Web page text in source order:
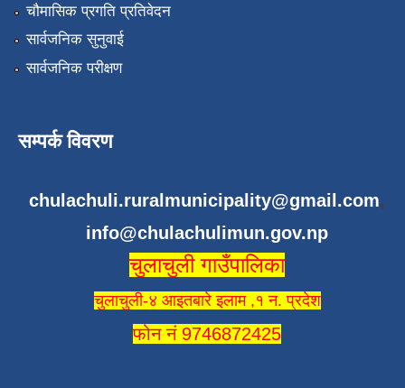
चौमासिक प्रगति प्रतिवेदन
सार्वजनिक सुनुवाई
सार्वजनिक परीक्षण
सम्पर्क विवरण
chulachuli.ruralmunicipality@gmail.com,
info@chulachulimun.gov.np
चुलाचुली गाउँपालिका
चुलाचुली-४ आइतबारे इलाम ,१ न. प्रदेश
फोन नं 9746872425